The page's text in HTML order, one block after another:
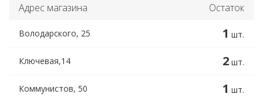
Адрес магазина Остаток
Володарского, 25 1 шт.
Ключевая,14 2 шт.
Коммунистов, 50 1 шт.